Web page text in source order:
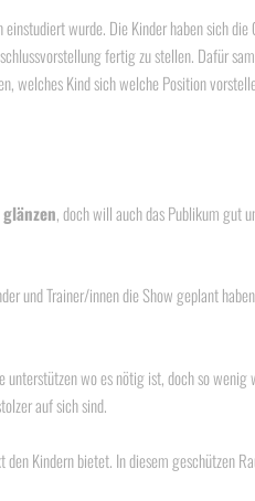
wurde. Die Kinder haben sich
fertig zu stellen. Dafür
welches Kind sich welche Position
, doch will auch das Publikum gut
und Trainer/innen die Show geplant
unterstützen wo es nötig ist, doch so
auf sich sind.
Kindern bietet. In diesem geschützen